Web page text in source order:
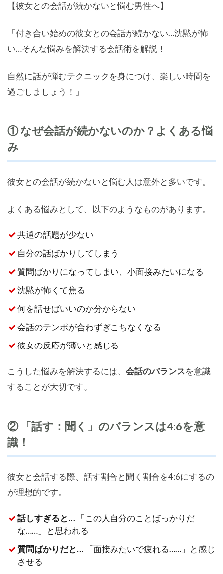
【彼女との会話が続かないと悩む男性へ】
「付き合い始めの彼女との会話が続かない…沈黙が怖
い…そんな悩みを解決する会話術を解説！
自然に話が弾むテクニックを身につけ、楽しい時間を
過ごしましょう！」
① なぜ会話が続かないのか？よくある悩
み
彼女との会話が続かないと悩む人は意外と多いです。
よくある悩みとして、以下のようなものがあります。
共通の話題が少ない
自分の話ばかりしてしまう
質問ばかりになってしまい、小面接みたいになる
沈黙が怖くて焦る
何を話せばいいのか分からない
会話のテンポが合わずぎこちなくなる
彼女の反応が薄いと感じる
こうした悩みを解決するには、 会話のバランスを意識
することが大切です。
② 「話す：聞く」のバランスは4:6を意
識！
彼女と会話する際、話す割合と聞く割合を4:6にするの
が理想的です。
話しすぎると… 「この人自分のことばっかりだ
な……」と思われる
質問ばかりだと… 「面接みたいで疲れる……」と感じ
させる